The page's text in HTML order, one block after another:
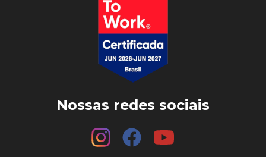
Nossas redes sociais